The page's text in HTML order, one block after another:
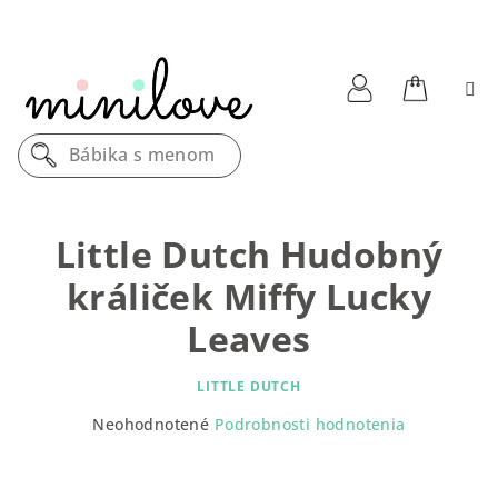
Bábika s menom
Little Dutch Hudobný
králiček Miffy Lucky
Leaves
LITTLE DUTCH
Neohodnotené Podrobnosti hodnotenia